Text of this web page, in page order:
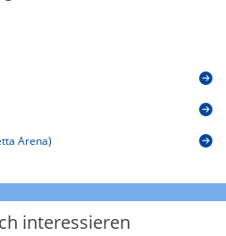
Arena)
interessieren